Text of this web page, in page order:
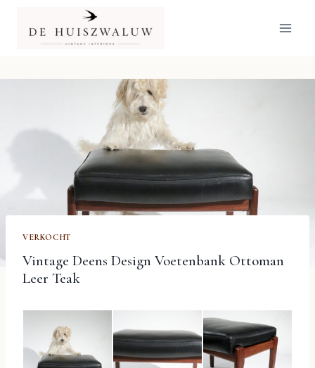
inhoud
VERKOCHT
Vintage Deens Design Voetenbank Ottoman
Leer Teak